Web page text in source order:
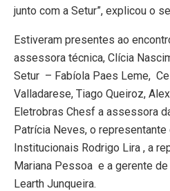
junto com a Setur”, explicou o
Estiveram presentes ao
assessora técnica, Clícia
Setur – Fabíola Paes Leme,
Valladarese, Tiago Queiroz,
Eletrobras Chesf a assessora
Patrícia Neves, o representante
Institucionais Rodrigo Lira , a
Mariana Pessoa e a gerente de
Learth Junqueira.